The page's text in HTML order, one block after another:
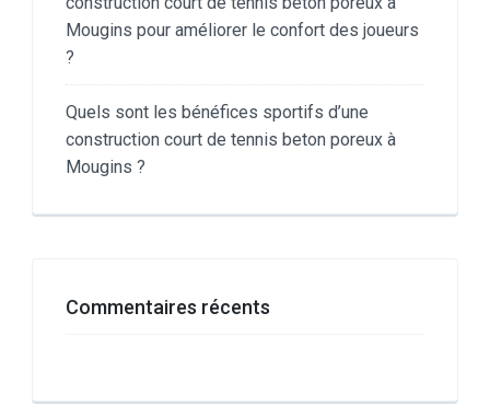
Mougins pour améliorer le confort des joueurs
?
Quels sont les bénéfices sportifs d’une
construction court de tennis beton poreux à
Mougins ?
Commentaires récents